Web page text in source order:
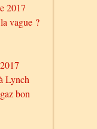
2017
vague ?
Lynch
bon